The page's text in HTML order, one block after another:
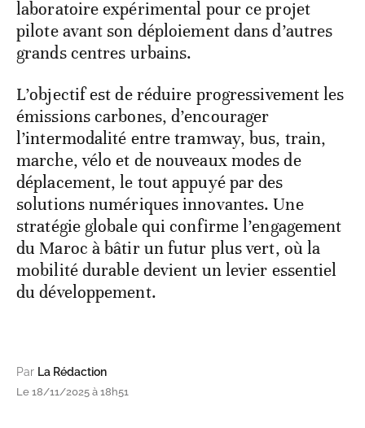
laboratoire expérimental pour ce projet
pilote avant son déploiement dans d’autres
grands centres urbains.
L’objectif est de réduire progressivement les
émissions carbones, d’encourager
l’intermodalité entre tramway, bus, train,
marche, vélo et de nouveaux modes de
déplacement, le tout appuyé par des
solutions numériques innovantes. Une
stratégie globale qui confirme l’engagement
du Maroc à bâtir un futur plus vert, où la
mobilité durable devient un levier essentiel
du développement.
Par La Rédaction
Le 18/11/2025 à 18h51